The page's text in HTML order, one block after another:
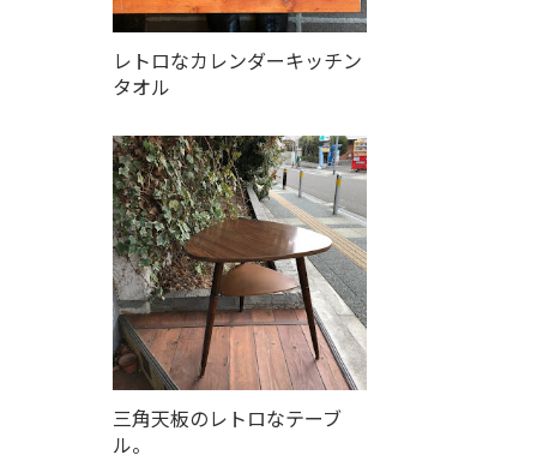
レトロなカレンダーキッチン
タオル
三角天板のレトロなテーブ
ル。